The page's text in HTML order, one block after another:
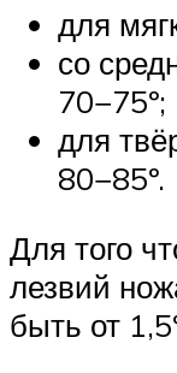
для
со
70−75º;
для
80−85º.
Для того
лезвий
быть от